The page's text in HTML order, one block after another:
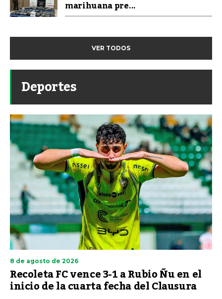
marihuana pre...
VER TODOS
Deportes
8 de agosto de 2026
Recoleta FC vence 3-1 a Rubio Ñu en el
inicio de la cuarta fecha del Clausura